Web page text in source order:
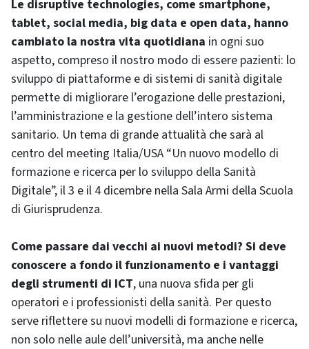
Le disruptive technologies, come smartphone,
tablet, social media, big data e open data, hanno
cambiato la nostra vita quotidiana in ogni suo
aspetto, compreso il nostro modo di essere pazienti: lo
sviluppo di piattaforme e di sistemi di sanità digitale
permette di migliorare l’erogazione delle prestazioni,
l’amministrazione e la gestione dell’intero sistema
sanitario. Un tema di grande attualità che sarà al
centro del meeting Italia/USA “Un nuovo modello di
formazione e ricerca per lo sviluppo della Sanità
Digitale”, il 3 e il 4 dicembre nella Sala Armi della Scuola
di Giurisprudenza.
Come passare dai vecchi ai nuovi metodi? Si deve
conoscere a fondo il funzionamento e i vantaggi
degli strumenti di ICT, una nuova sfida per gli
operatori e i professionisti della sanità. Per questo
serve riflettere su nuovi modelli di formazione e ricerca,
non solo nelle aule dell’università, ma anche nelle